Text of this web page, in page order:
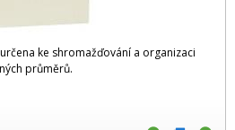
ke shromažďování a organizaci
průměrů.